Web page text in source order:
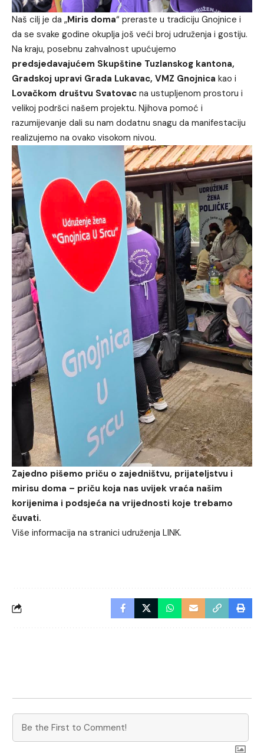
Naš cilj je da „Miris doma“ preraste u tradiciju Gnojnice i
da se svake godine okuplja još veći broj udruženja i gostiju.
Na kraju, posebnu zahvalnost upućujemo
predsjedavajućem Skupštine Tuzlanskog kantona,
Gradskoj upravi Grada Lukavac, VMZ Gnojnica kao i
Lovačkom društvu Svatovac na ustupljenom prostoru i
velikoj podršci našem projektu. Njihova pomoć i
razumijevanje dali su nam dodatnu snagu da manifestaciju
realizujemo na ovako visokom nivou.
Zajedno pišemo priču o zajedništvu, prijateljstvu i
mirisu doma – priču koja nas uvijek vraća našim
korijenima i podsjeća na vrijednosti koje trebamo
čuvati.
Više informacija na stranici udruženja LINK.